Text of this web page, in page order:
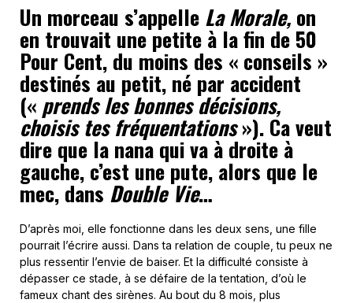
Un morceau s’appelle La Morale, on
en trouvait une petite à la fin de 50
Pour Cent, du moins des « conseils »
destinés au petit, né par accident
(« prends les bonnes décisions,
choisis tes fréquentations»). Ca veut
dire que la nana qui va à droite à
gauche, c’est une pute, alors que le
mec, dans Double Vie…
D’après moi, elle fonctionne dans les deux sens, une fille
pourrait l’écrire aussi. Dans ta relation de couple, tu peux ne
plus ressentir l’envie de baiser. Et la difficulté consiste à
dépasser ce stade, à se défaire de la tentation, d’où le
fameux chant des sirènes. Au bout du 8 mois, plus